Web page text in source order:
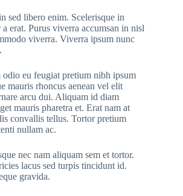
sed libero enim. Scelerisque in
erat. Purus viverra accumsan in nisl
viverra. Viverra ipsum nunc
eu feugiat pretium nibh ipsum
mauris rhoncus aenean vel elit
arcu dui. Aliquam id diam
mauris pharetra et. Erat nam at
convallis tellus. Tortor pretium
nullam ac.
nec nam aliquam sem et tortor.
lacus sed turpis tincidunt id.
gravida.